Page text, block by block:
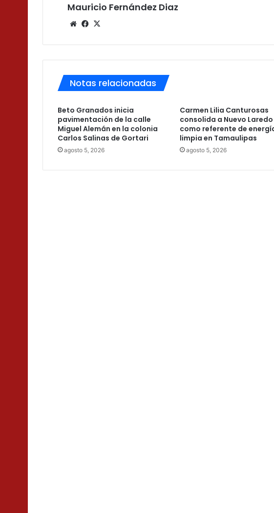
Mauricio Fernández Diaz
SitioFacebook
Notas relacionadas
Beto Granados inicia
pavimentación de la calle
Miguel Alemán en la colonia
Carlos Salinas de Gortari
agosto 5, 2026
Carmen Lilia Canturosas
consolida a Nuevo Laredo
como referente de
limpia en Tamaulipas
agosto 5, 2026